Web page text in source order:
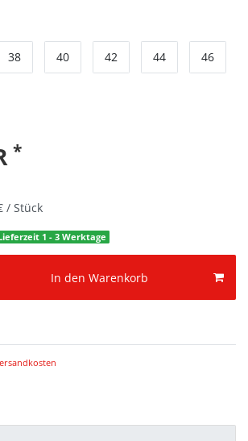
38 40 42 44 46
*
/ Stück
1 - 3 Werktage
In den Warenkorb